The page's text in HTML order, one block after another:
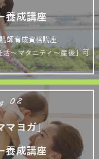
養成講座
師育成資格講座
活～マタニティ～産後」可
02
マヨガ」
養成講座